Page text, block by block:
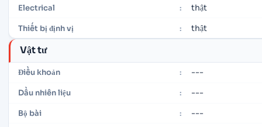
Electrical : thật
Thiết bị định vị : thật
Vật tư
Điều khoản : ---
Dầu nhiên liệu : ---
Bộ bài : ---